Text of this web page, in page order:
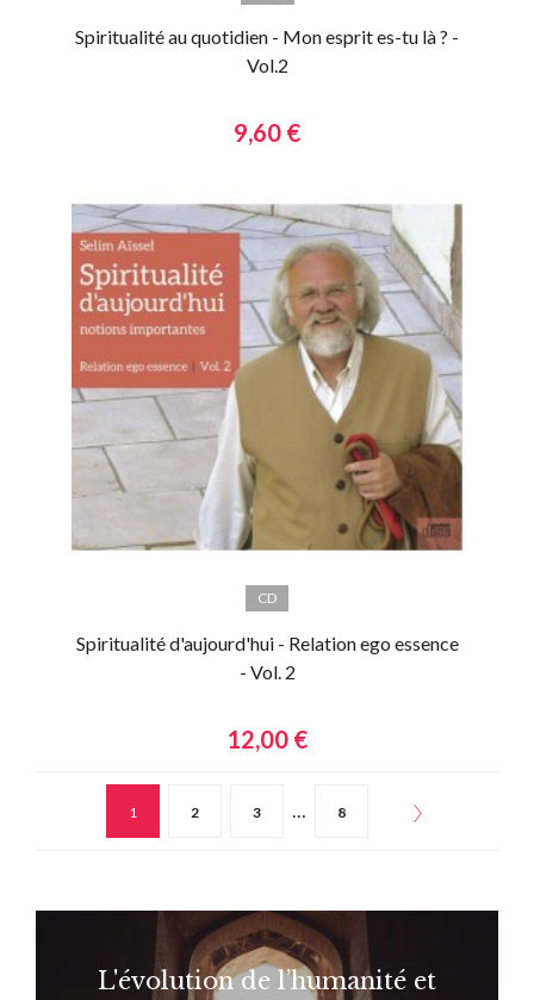
Spiritualité au quotidien - Mon esprit es-tu là ? -
Vol.2
9,60 €
CD
Spiritualité d'aujourd'hui - Relation ego essence
- Vol. 2
12,00 €
1 2 3 … 8
L'évolution de l’humanité et